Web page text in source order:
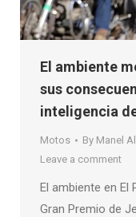
El ambiente
sus
inteligencia
Motos By Manel
Leave a comment
El ambiente en El
Gran Premio de